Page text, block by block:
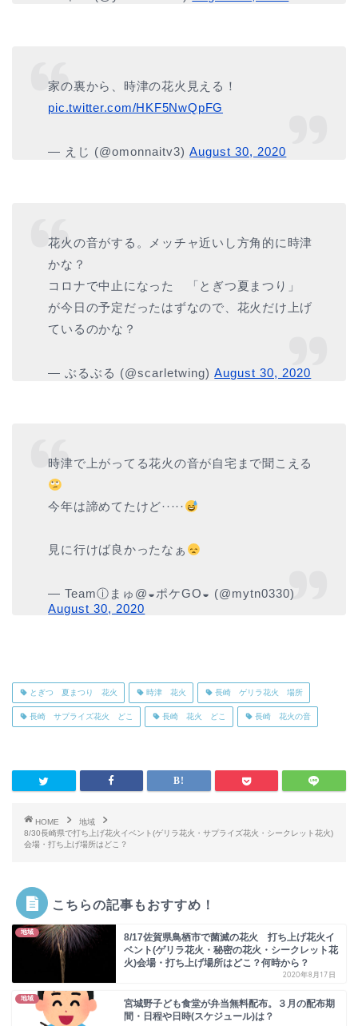
家の裏から、時津の花火見える！
pic.twitter.com/HKF5NwQpFG
— えじ (@omonnaitv3)August 30, 2020
花火の音がする。メッチャ近いし方角的に時津
かな？
コロナで中止になった 「とぎつ夏まつり」
が今日の予定だったはずなので、花火だけ上げ
ているのかな？
— ぶるぶる (@scarletwing)August 30, 2020
時津で上がってる花火の音が自宅まで聞こえる
今年は諦めてたけど·····
見に行けば良かったなぁ
— Teamⓘまゅ@◒ポケGO◒ (@mytn0330)
August 30, 2020
とぎつ 夏まつり 花火 時津 花火 長崎 ゲリラ花火 場所
長崎 サプライズ花火 どこ 長崎 花火 どこ 長崎 花火の音
HOME
地域
8/30長崎県で打ち上げ花火イベント(ゲリラ花火・サプライズ花火・シークレット花火)
会場・打ち上げ場所はどこ？
こちらの記事もおすすめ！
地域
8/17佐賀県鳥栖市で菌滅の花火 打ち上げ花火イ
ベント(ゲリラ花火・秘密の花火・シークレット花
火)会場・打ち上げ場所はどこ？何時から？
2020年8月17日
地域
宮城野子ども食堂が弁当無料配布。３月の配布期
間・日程や日時(スケジュール)は？